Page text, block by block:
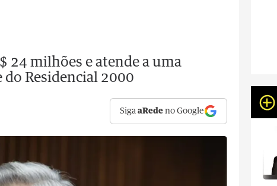
24 milhões e atende a uma
Residencial 2000
SigaaRede no Google